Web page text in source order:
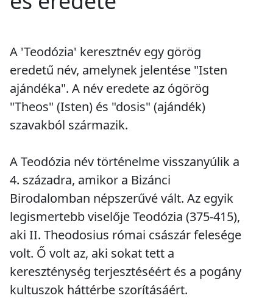
A 'Teodózia' keresztnév egy görög
eredetű név, amelynek jelentése "Isten
ajándéka". A név eredete az ógörög
"Theos" (Isten) és "dosis" (ajándék)
szavakból származik.
A Teodózia név történelme visszanyúlik a
4. századra, amikor a Bizánci
Birodalomban népszerűvé vált. Az egyik
legismertebb viselője Teodózia (375-415),
aki II. Theodosius római császár felesége
volt. Ő volt az, aki sokat tett a
kereszténység terjesztéséért és a pogány
kultuszok háttérbe szorításáért.